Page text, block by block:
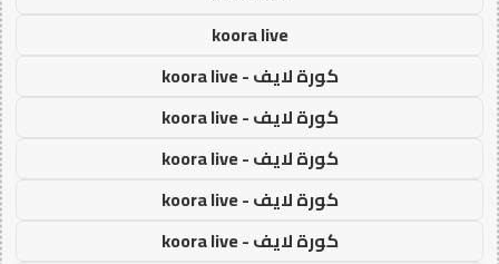
koora live
كورة لايف - koora live
كورة لايف - koora live
كورة لايف - koora live
كورة لايف - koora live
كورة لايف - koora live